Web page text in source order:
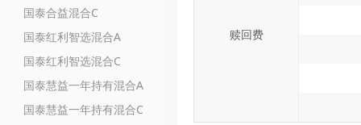
国泰合益混合C
国泰红利智选混合A
国泰红利智选混合C
国泰慧益一年持有混合A
国泰慧益一年持有混合C
赎回费